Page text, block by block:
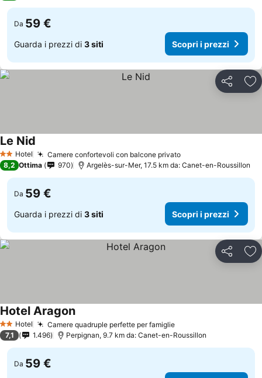
Da 59 €
Guarda i prezzi di 3 siti Scopri i prezzi
Condividi
2 StelleHotel Camere confortevoli con balcone privato
Le Nid
8,2 Ottima 970 Argelès-sur-Mer, 17.5 km da: Canet-en-Roussillon
Da 59 €
Guarda i prezzi di 3 siti Scopri i prezzi
Condividi
2 StelleHotel Camere quadruple perfette per famiglie
Hotel Aragon
7,1 1.496 Perpignan, 9.7 km da: Canet-en-Roussillon
Da 59 €